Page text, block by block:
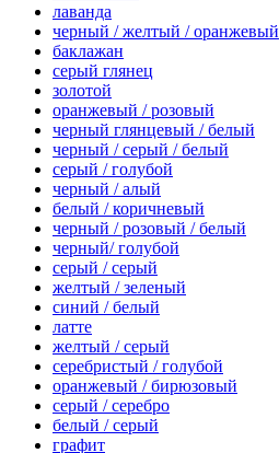
лаванда
черный / желтый / оранжевый
баклажан
серый глянец
золотой
оранжевый / розовый
черный глянцевый / белый
черный / серый / белый
серый / голубой
черный / алый
белый / коричневый
черный / розовый / белый
черный/ голубой
серый / серый
желтый / зеленый
синий / белый
латте
желтый / серый
серебристый / голубой
оранжевый / бирюзовый
серый / серебро
белый / серый
графит